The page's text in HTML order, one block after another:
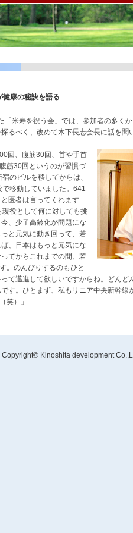
健康の秘訣を語る
米寿を祝う会」では、参加者の多く
るべく、改めて木下長志会長に話を聞
回、腹筋30回、首や手首
筋30回というのが習慣づ
のビルを移してからは、
移動していました。641
医者は言ってくれます
役として何に対しても挑
、少子高齢化が問題にな
と元気に動き回って、若
、日本はもっと元気にな
てからこれまでの間、若
。のんびりするのもひと
て邁進して欲しいですからね。どんど
す。ひとまず、私もリニア中央新幹線
笑）」
Copyright© Kinoshita development